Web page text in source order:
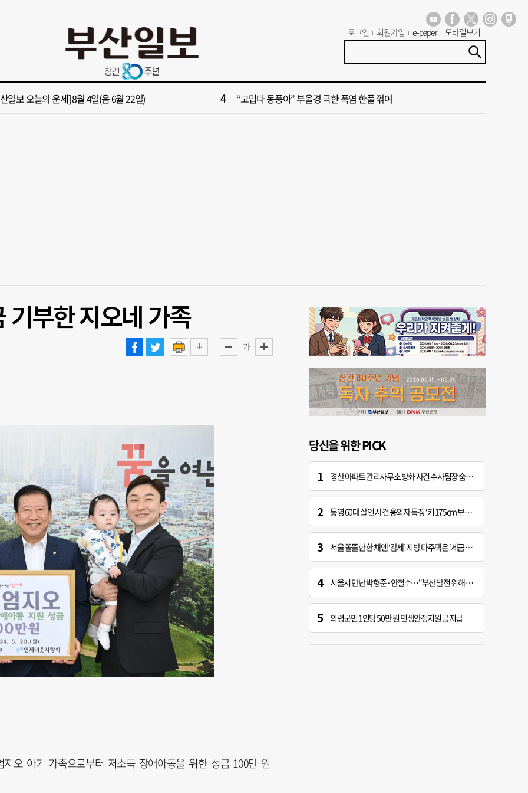
로그인 회원가입 e-paper 모바일보기
반세기 만에 노조 생긴 두 기업, 닮은 꼴 노사 갈등 [부산일보 오늘의 운세] 8월 6일(음 6월 24일)
일보 오늘의 운세] 8월 4일(음 6월 22일) “고맙다 동풍아” 부울경 극한 폭염 한풀 꺾여
기초단체장] "북항 돔구장 차질없이 추진 부산 새로운 랜드마크 조성” 6 해수부, 신청사 부지 선정에 직원들 의견 반영
부한 지오네 가족
가
오 아기 가족으로부터 저소득 장애아동을 위한 성금 100만 원
당신을 위한 PICK
경산 아파트 관리사무소 방화 사건 수사팀장 숨진 채 발견
통영 60대 살인 사건 용의자 특징 ‘키 175cm 보통 체격’
서울 똘똘한 한 채엔 ‘감세’ 지방 다주택은 ‘세금 폭탄’
서울서 만난 박형준·안철수…"부산 발전 위해 힘 보태기로"
의령군민 1인당 50만 원 민생안정지원금 지급